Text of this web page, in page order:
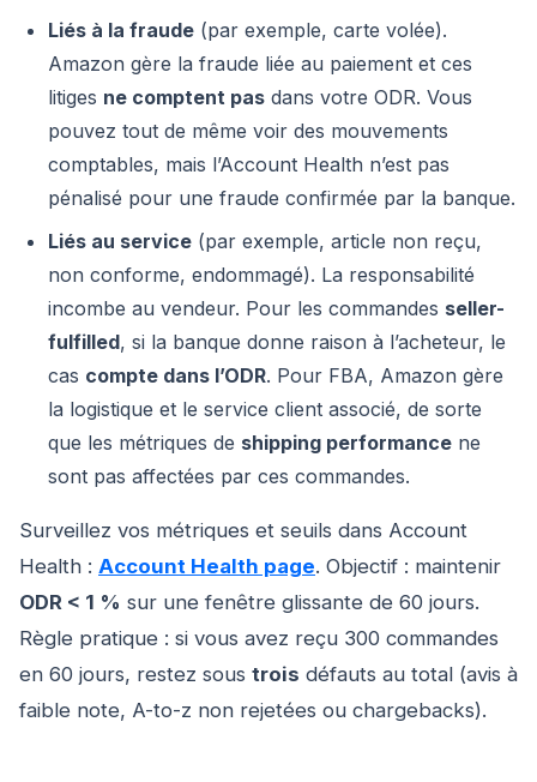
Liés à la fraude (par exemple, carte volée).
Amazon gère la fraude liée au paiement et ces
litiges ne comptent pas dans votre ODR. Vous
pouvez tout de même voir des mouvements
comptables, mais l’Account Health n’est pas
pénalisé pour une fraude confirmée par la banque.
Liés au service (par exemple, article non reçu,
non conforme, endommagé). La responsabilité
incombe au vendeur. Pour les commandes seller-
fulfilled, si la banque donne raison à l’acheteur, le
cas compte dans l’ODR. Pour FBA, Amazon gère
la logistique et le service client associé, de sorte
que les métriques de shipping performance ne
sont pas affectées par ces commandes.
Surveillez vos métriques et seuils dans Account
Health : Account Health page. Objectif : maintenir
ODR < 1 % sur une fenêtre glissante de 60 jours.
Règle pratique : si vous avez reçu 300 commandes
en 60 jours, restez sous trois défauts au total (avis à
faible note, A-to-z non rejetées ou chargebacks).